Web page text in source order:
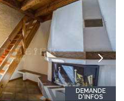
DEMANDE
D'INFOS